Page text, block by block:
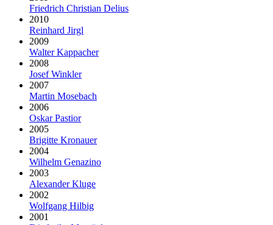
Friedrich Christian Delius
2010
Reinhard Jirgl
2009
Walter Kappacher
2008
Josef Winkler
2007
Martin Mosebach
2006
Oskar Pastior
2005
Brigitte Kronauer
2004
Wilhelm Genazino
2003
Alexander Kluge
2002
Wolfgang Hilbig
2001